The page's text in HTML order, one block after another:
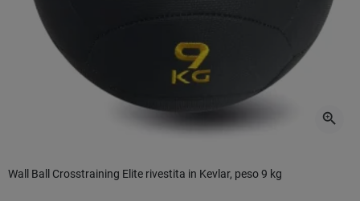
zoom_in
Wall Ball Crosstraining Elite rivestita in Kevlar, peso 9 kg